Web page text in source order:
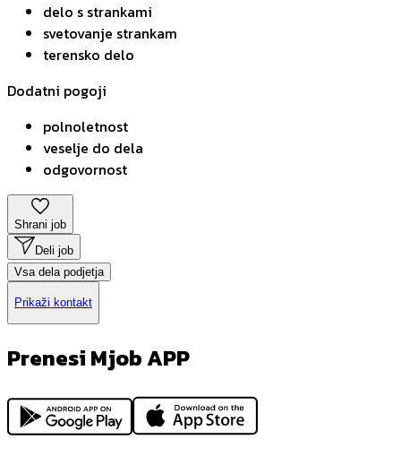
delo s strankami
svetovanje strankam
terensko delo
Dodatni pogoji
polnoletnost
veselje do dela
odgovornost
Shrani job
Deli job
Vsa dela podjetja
Prikaži kontakt
Prenesi Mjob APP